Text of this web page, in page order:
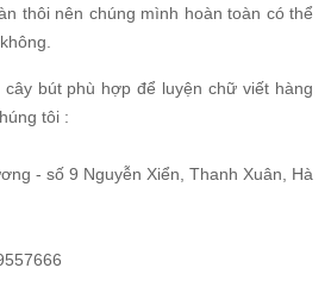
thôi nên chúng mình hoàn toàn có thể
bút phù hợp để luyện chữ viết hàng
tôi :
- số 9 Nguyễn Xiển, Thanh Xuân, Hà